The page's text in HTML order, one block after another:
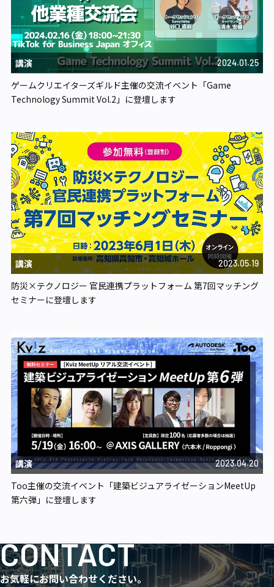
講演 2024.01.25
ゲームクリエイターズギルド主催の交流イベント「Game
Technology Summit Vol.2」に登壇します
講演 2023.05.19
防災×テクノロジー 官民連携プラットフォーム 第7回マッチング
セミナーに登壇します
講演 2023.04.20
Too主催の交流イベント「建築ビジュアライゼーションMeetUp
第六弾」に登壇します
CONTACT
お気軽にお問い合わせください。